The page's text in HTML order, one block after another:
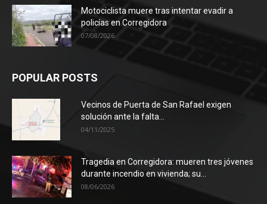
Motociclista muere tras intentar evadir a
policías en Corregidora
07/08/2026
POPULAR POSTS
Vecinos de Puerta de San Rafael exigen
solución ante la falta...
04/11/2025
Tragedia en Corregidora: mueren tres jóvenes
durante incendio en vivienda; su...
08/06/2026